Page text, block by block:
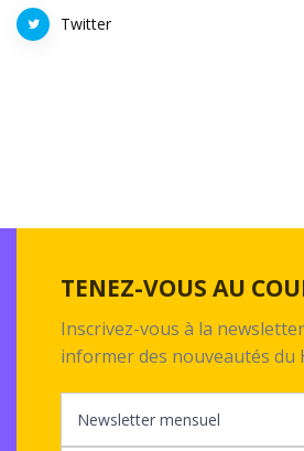
Twitter
TENEZ-VOUS AU
Inscrivez-vous à la
informer des nouveautés du